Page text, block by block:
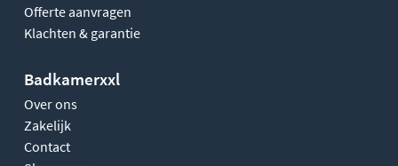
Offerte aanvragen
Klachten & garantie
Badkamerxxl
Over ons
Zakelijk
Contact